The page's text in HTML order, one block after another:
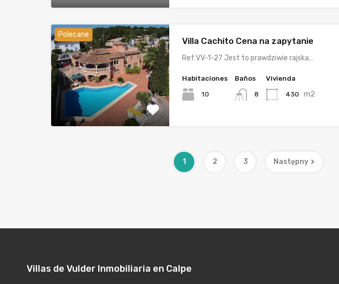
Polecane
Villa Cachito Cena na zapytanie
Ref:VV-1-27 Jest to prawdziwie rajska…
Habitaciones
10
Baños
8
Vivienda
430 m2
1 2 3 Następny
Villas de Vulder Inmobiliaria en Calpe